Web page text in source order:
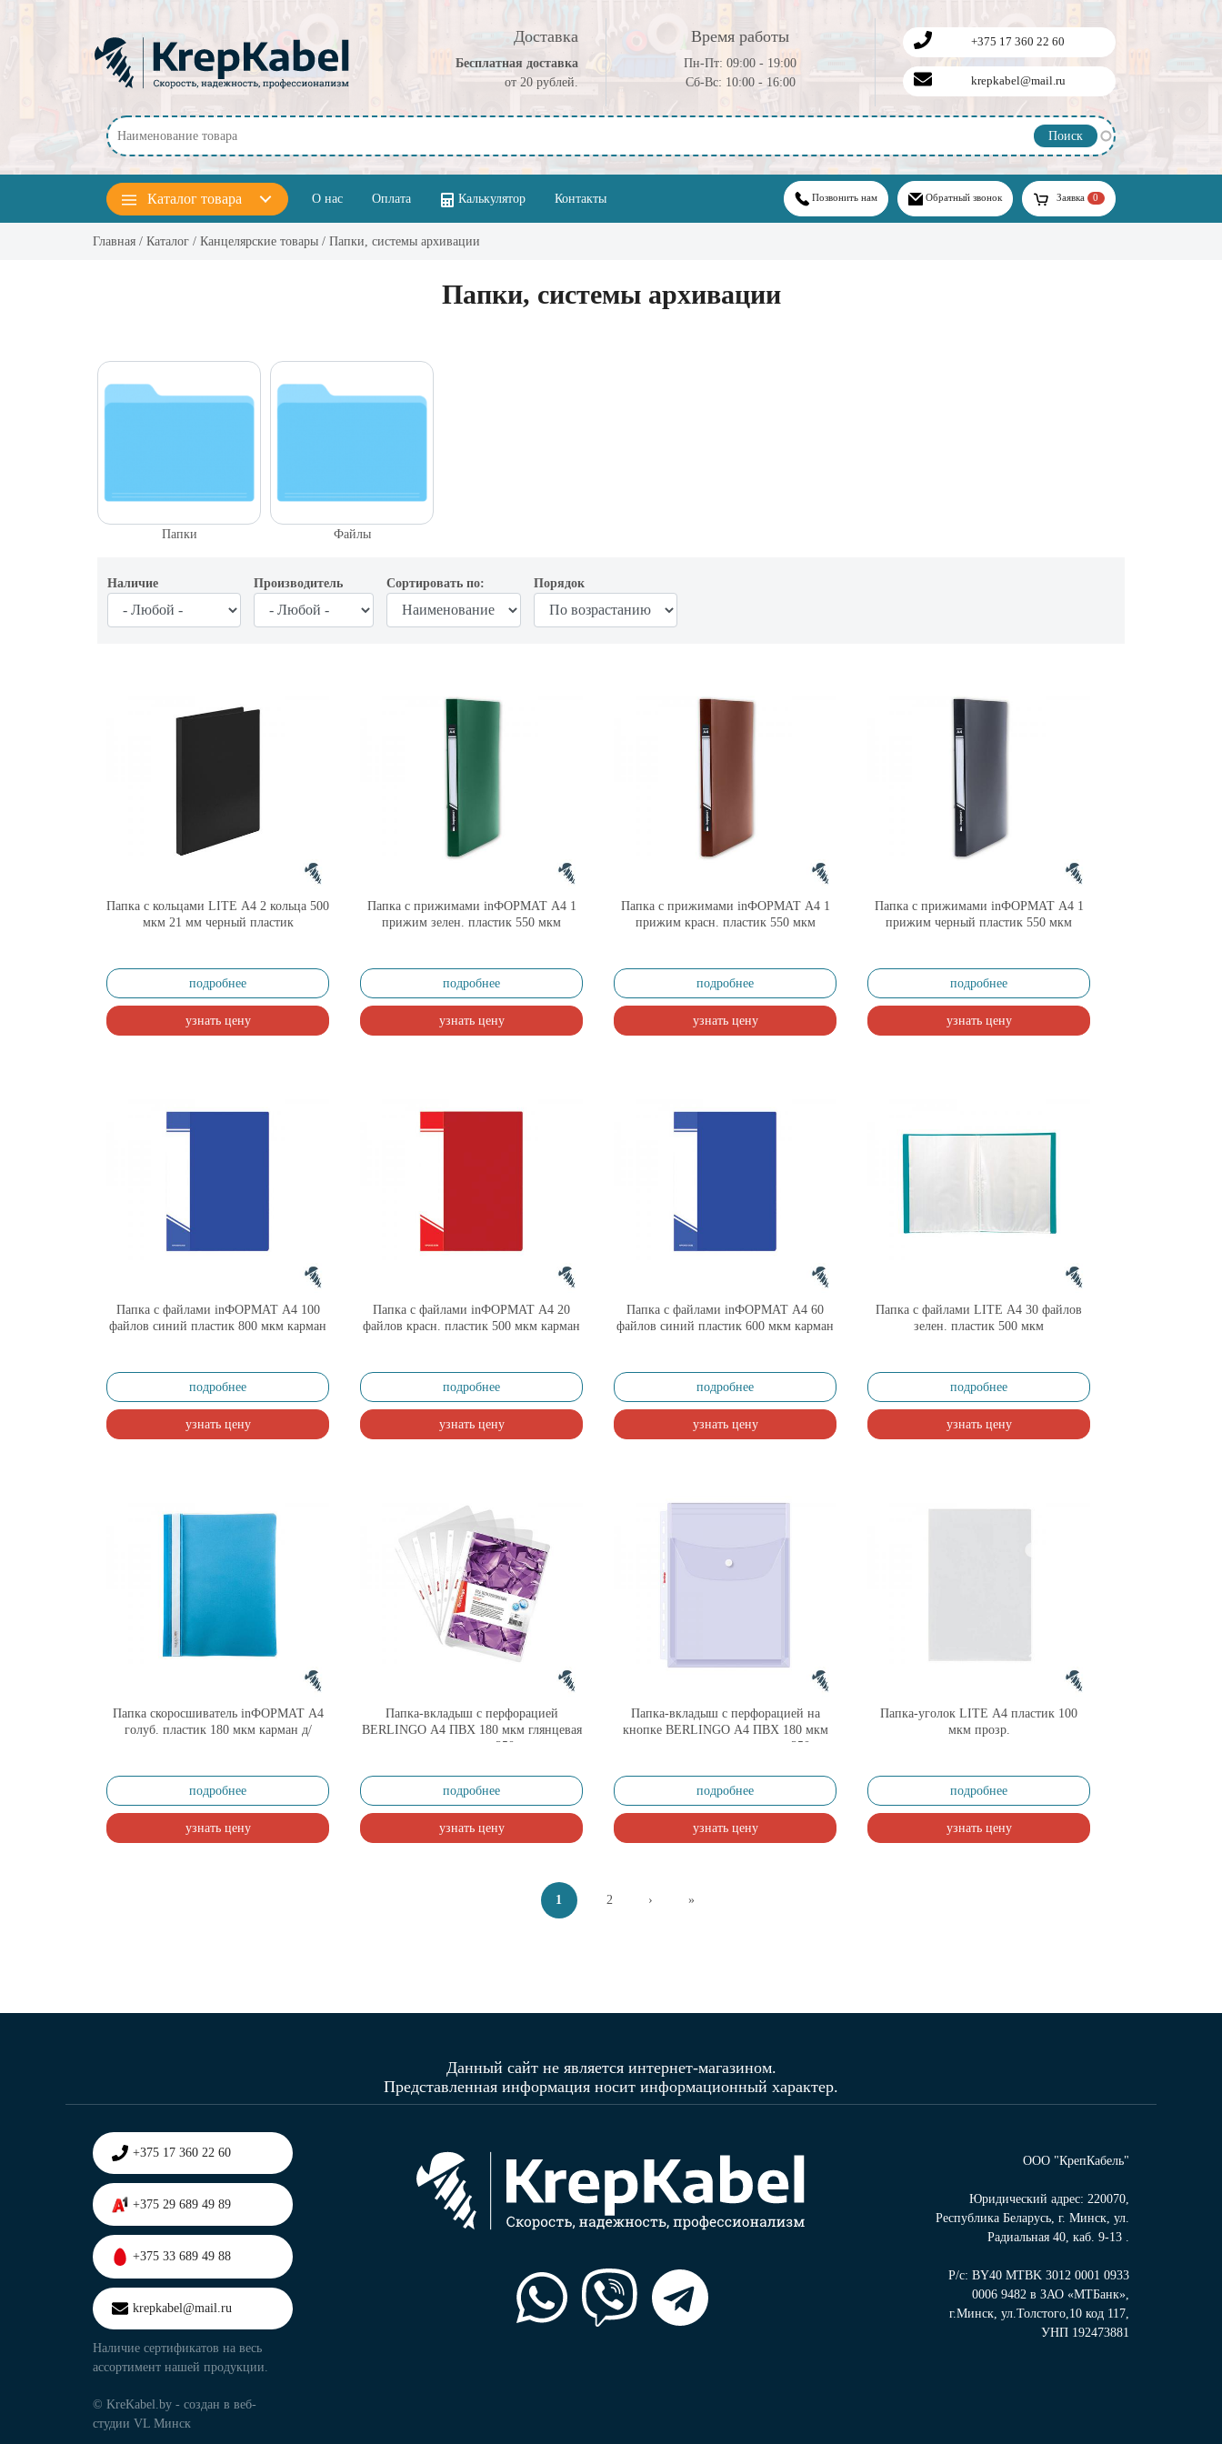
Доставка
Бесплатная доставка
от 20 рублей.
Время работы
Пн-Пт: 09:00 - 19:00
Cб-Вс: 10:00 - 16:00
+375 17 360 22 60
krepkabel@mail.ru
О нас Оплата Калькулятор Контакты Позвонить нам Обратный звонок Заявка 0
Каталог товара
Главная / Каталог / Канцелярские товары / Папки, системы архивации
Папки, системы архивации
Папки Файлы
Наличие Производитель Сортировать по: Порядок
Папка с кольцами LITE А4 2 кольца 500
мкм 21 мм черный пластик
подробнее
узнать цену
Папка с прижимами inФОРМАТ А4 1
прижим зелен. пластик 550 мкм
подробнее
узнать цену
Папка с прижимами inФОРМАТ А4 1
прижим красн. пластик 550 мкм
подробнее
узнать цену
Папка с прижимами inФОРМАТ А4 1
прижим черный пластик 550 мкм
подробнее
узнать цену
Папка с файлами inФОРМАТ А4 100
файлов синий пластик 800 мкм карман
подробнее
узнать цену
Папка с файлами inФОРМАТ А4 20
файлов красн. пластик 500 мкм карман
подробнее
узнать цену
Папка с файлами inФОРМАТ А4 60
файлов синий пластик 600 мкм карман
подробнее
узнать цену
Папка с файлами LITE А4 30 файлов
зелен. пластик 500 мкм
подробнее
узнать цену
Папка скоросшиватель inФОРМАТ А4
голуб. пластик 180 мкм карман д/
подробнее
узнать цену
Папка-вкладыш с перфорацией
BERLINGO А4 ПВХ 180 мкм глянцевая
расширяющаяся до 250 листов
подробнее
узнать цену
Папка-вкладыш с перфорацией на
кнопке BERLINGO А4 ПВХ 180 мкм
глянцевая расширяющаяся до 250 л.
подробнее
узнать цену
Папка-уголок LITE А4 пластик 100
мкм прозр.
подробнее
узнать цену
1 2 › »
Данный сайт не является интернет-магазином.
Представленная информация носит информационный характер.
ООО "КрепКабель"
Юридический адрес: 220070,
Республика Беларусь, г. Минск, ул.
Радиальная 40, каб. 9-13 .
Р/с: BY40 MTBK 3012 0001 0933
0006 9482 в ЗАО «МТБанк»,
г.Минск, ул.Толстого,10 код 117,
УНП 192473881
+375 17 360 22 60
+375 29 689 49 89
+375 33 689 49 88
krepkabel@mail.ru
Наличие сертификатов на весь
ассортимент нашей продукции.
© KreKabel.by - создан в веб-
студии VL Минск